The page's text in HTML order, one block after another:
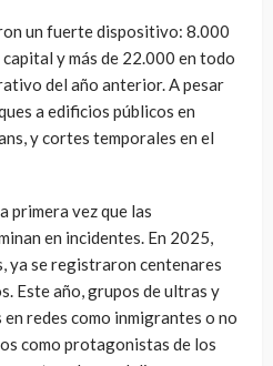
un fuerte dispositivo: 8.000
y más de 22.000 en todo
del año anterior. A pesar
a edificios públicos en
y cortes temporales en el
primera vez que las
en incidentes. En 2025,
ya se registraron centenares
Este año, grupos de ultras y
redes como inmigrantes o no
como protagonistas de los